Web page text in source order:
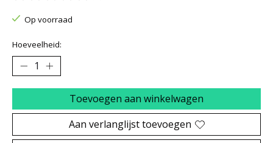
Op voorraad
Hoeveelheid:
Toevoegen aan winkelwagen
Aan verlanglijst toevoegen